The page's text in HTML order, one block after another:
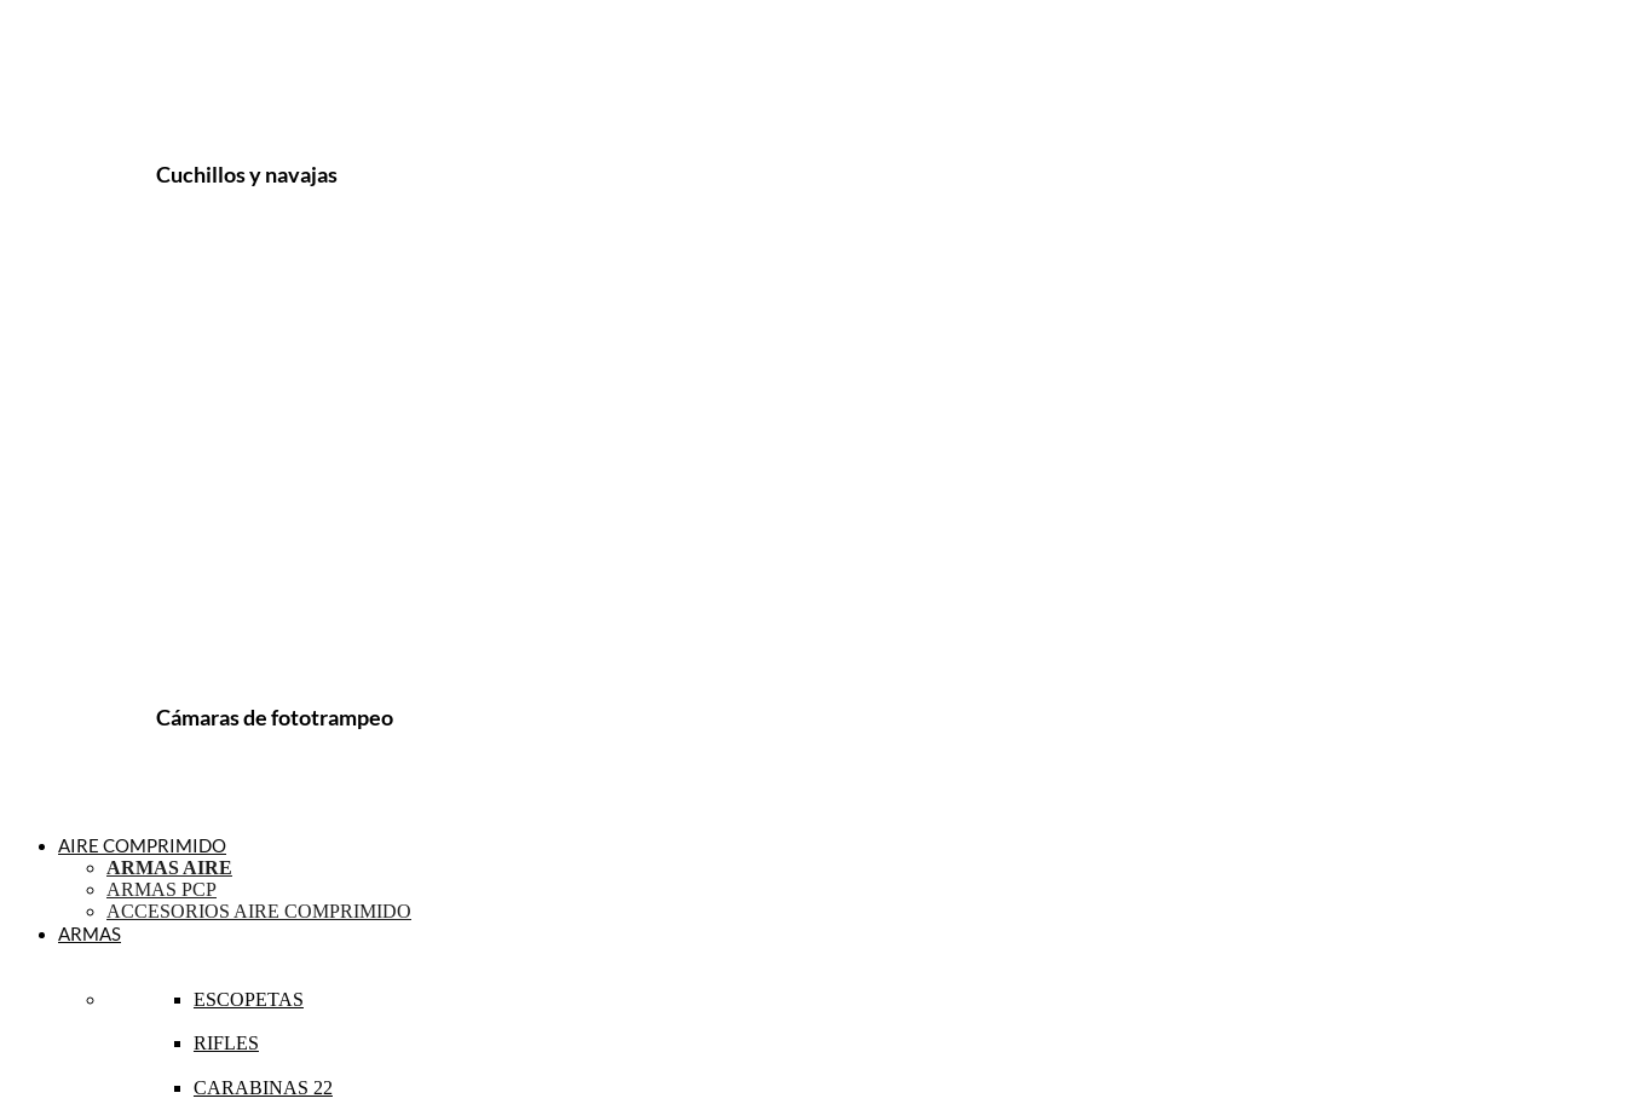
Cuchillos y navajas
Cámaras de fototrampeo
AIRE COMPRIMIDO
ARMAS AIRE
ARMAS PCP
ACCESORIOS AIRE COMPRIMIDO
ARMAS
ESCOPETAS
RIFLES
CARABINAS 22